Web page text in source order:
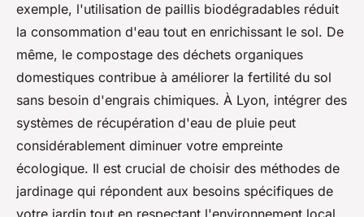
exemple, l'utilisation de paillis biodégradables réduit
la consommation d'eau tout en enrichissant le sol. De
même, le compostage des déchets organiques
domestiques contribue à améliorer la fertilité du sol
sans besoin d'engrais chimiques. À Lyon, intégrer des
systèmes de récupération d'eau de pluie peut
considérablement diminuer votre empreinte
écologique. Il est crucial de choisir des méthodes de
jardinage qui répondent aux besoins spécifiques de